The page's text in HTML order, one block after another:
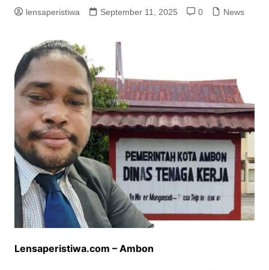
lensaperistiwa September 11, 2025 0 News
Lensaperistiwa.com – Ambon